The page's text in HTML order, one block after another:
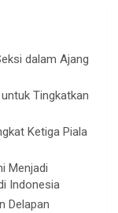
dalam Ajang
Tingkatkan
Ketiga Piala
Menjadi
Indonesia
Delapan